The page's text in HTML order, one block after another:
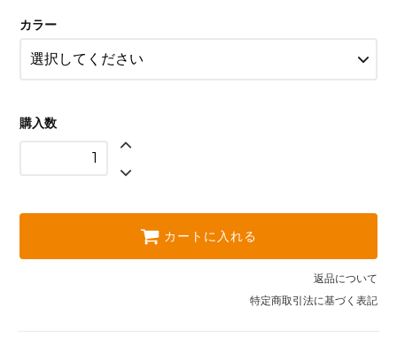
カラー
購入数
カートに入れる
返品について
特定商取引法に基づく表記